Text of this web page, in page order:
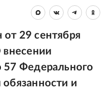
29 сентября
57 Федерального
и